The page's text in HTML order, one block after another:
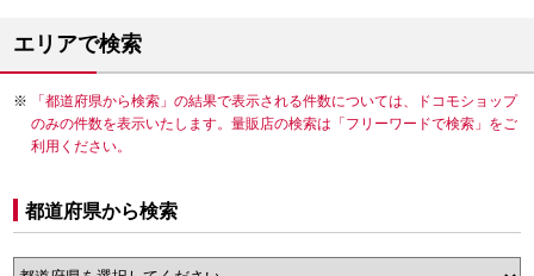
エリアで検索
「都道府県から検索」の結果で表示される件数については、ドコモショップ
のみの件数を表示いたします。量販店の検索は「フリーワードで検索」をご
利用ください。
都道府県から検索